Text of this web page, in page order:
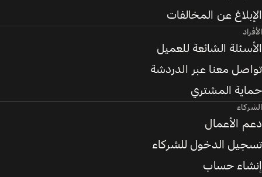
الإبلاغ عن المخالفات
الأفراد
الأسئلة الشائعة للعميل
تواصل معنا عبر الدردشة
حماية المشتري
الشركاء
دعم الأعمال
تسجيل الدخول للشركاء
إنشاء حساب